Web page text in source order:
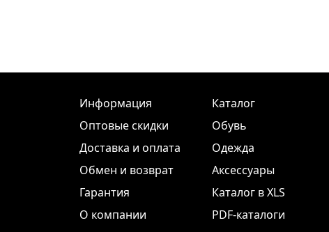
Информация
Оптовые скидки
Доставка и оплата
Обмен и возврат
Гарантия
О компании
Каталог
Обувь
Одежда
Аксессуары
Каталог в XLS
PDF-каталоги